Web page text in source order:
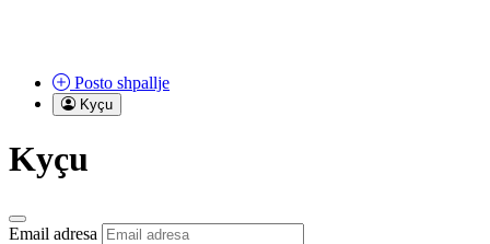
Posto shpallje
Kyçu
Kyçu
Email adresa